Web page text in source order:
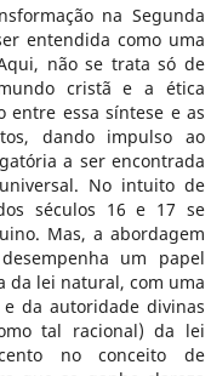
na Segunda
entendida como uma
não se trata só de
cristã e a ética
entre essa síntese e as
dando impulso ao
a ser encontrada
No intuito de
séculos 16 e 17 se
Mas, a abordagem
um papel
da lei natural, com uma
da autoridade divinas
tal racional) da lei
no conceito de